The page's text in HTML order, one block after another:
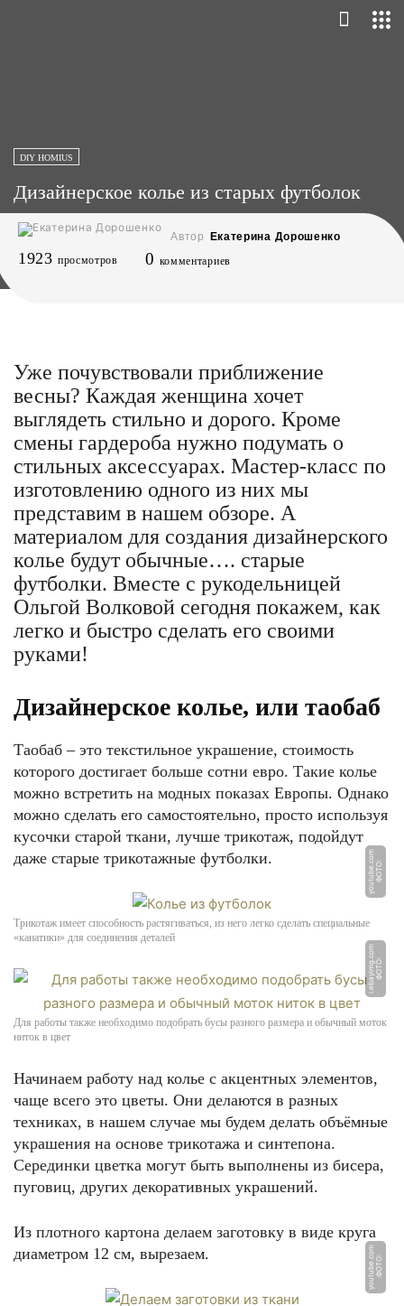
DIY HOMIUS
Дизайнерское колье из старых футболок
Автор Екатерина Дорошенко
1923 просмотров 0 комментариев
Уже почувствовали приближение
весны? Каждая женщина хочет
выглядеть стильно и дорого. Кроме
смены гардероба нужно подумать о
стильных аксессуарах. Мастер-класс по
изготовлению одного из них мы
представим в нашем обзоре. А
материалом для создания дизайнерского
колье будут обычные…. старые
футболки. Вместе с рукодельницей
Ольгой Волковой сегодня покажем, как
легко и быстро сделать его своими
руками!
Дизайнерское колье, или таобаб
Таобаб – это текстильное украшение, стоимость
которого достигает больше сотни евро. Такие колье
можно встретить на модных показах Европы. Однако
можно сделать его самостоятельно, просто используя
кусочки старой ткани, лучше трикотаж, подойдут
даже старые трикотажные футболки.
Ф
О
Т
О:
y
o
u
t
u
b
e.
c
o
m
Трикотаж имеет способность растягиваться, из него легко сделать специальные
«канатики» для соединения деталей
Ф
О
Т
О:
i.
e
b
a
yi
m
g.
c
o
m
Для работы также необходимо подобрать бусы разного размера и обычный моток
ниток в цвет
Начинаем работу над колье с акцентных элементов,
чаще всего это цветы. Они делаются в разных
техниках, в нашем случае мы будем делать объёмные
украшения на основе трикотажа и синтепона.
Серединки цветка могут быть выполнены из бисера,
пуговиц, других декоративных украшений.
Из плотного картона делаем заготовку в виде круга
диаметром 12 см, вырезаем.
.
Ф
О
Т
О:
y
o
u
t
u
b
e.
c
o
m